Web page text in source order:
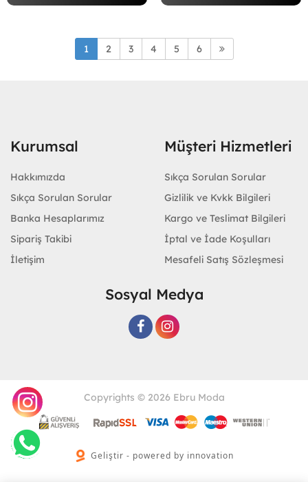
1 2 3 4 5 6
Kurumsal
Hakkımızda
Sıkça Sorulan Sorular
Banka Hesaplarımız
Sipariş Takibi
İletişim
Müşteri Hizmetleri
Sıkça Sorulan Sorular
Gizlilik ve Kvkk Bilgileri
Kargo ve Teslimat Bilgileri
İptal ve İade Koşulları
Mesafeli Satış Sözleşmesi
Sosyal Medya
Copyrights © 2026 Ebru Moda
Geliştir - powered by innovation